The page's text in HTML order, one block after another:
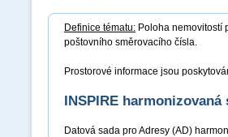
Definice tématu: Poloha nemovitostí
poštovního směrovacího čísla.
Prostorové informace jsou
INSPIRE
Datová sada pro Adresy (AD)